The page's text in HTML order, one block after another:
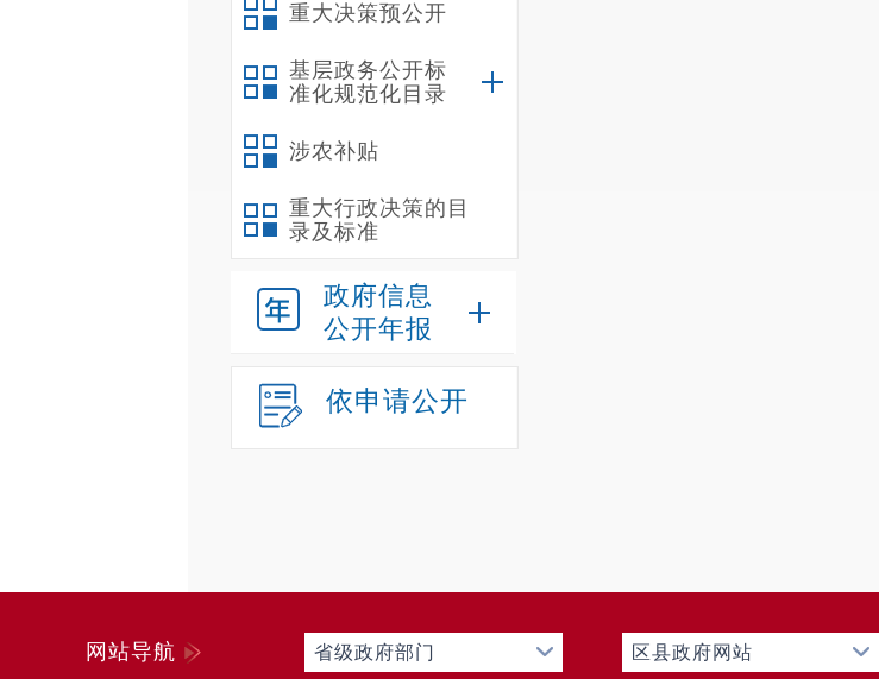
重大决策预公开
基层政务公开标
准化规范化目录
涉农补贴
重大行政决策的目
录及标准
政府信息
公开年报
依申请公开
网站导航 省级政府部门 区县政府网站